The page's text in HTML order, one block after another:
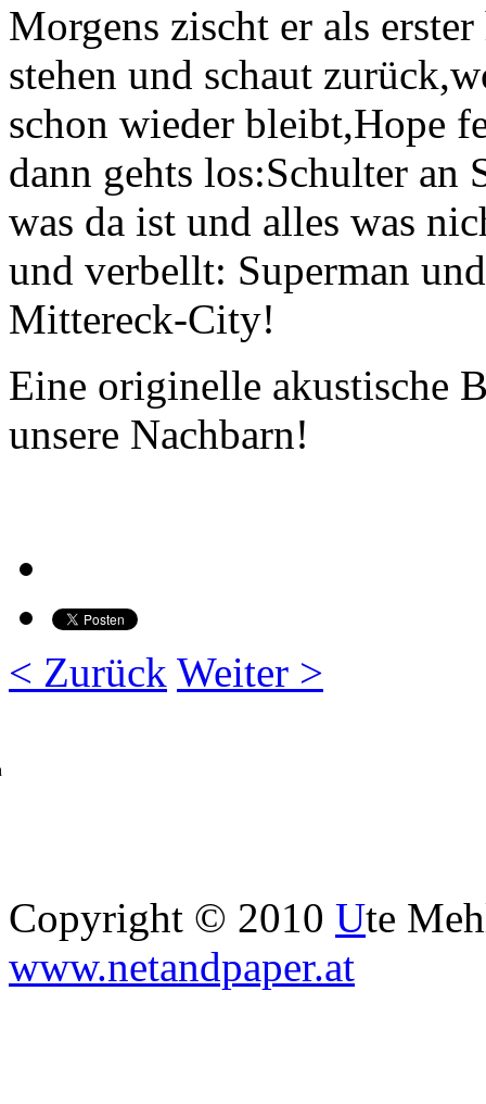
Morgens zischt er als
stehen und schaut
schon wieder bleibt,Hope
dann gehts los:Schulter an
was da ist und alles was
und verbellt: Superman
Mittereck-City!
Eine originelle akustische
unsere Nachbarn!
< Zurück Weiter >
Copyright © 2010 Ute
www.netandpaper.at